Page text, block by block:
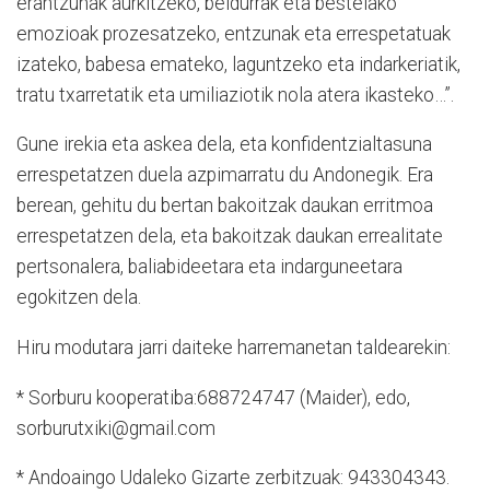
emozioak prozesatzeko, entzunak eta errespetatuak
izateko, babesa emateko, laguntzeko eta indarkeriatik,
tratu txarretatik eta umiliaziotik nola atera ikasteko…”.
Gune irekia eta askea dela, eta konfidentzialtasuna
errespetatzen duela azpimarratu du Andonegik. Era
berean, gehitu du bertan bakoitzak daukan erritmoa
errespetatzen dela, eta bakoitzak daukan errealitate
pertsonalera, baliabideetara eta indarguneetara
egokitzen dela.
Hiru modutara jarri daiteke harremanetan taldearekin:
* Sorburu kooperatiba:688724747 (Maider), edo,
sorburutxiki@gmail.com
* Andoaingo Udaleko Gizarte zerbitzuak: 943304343.